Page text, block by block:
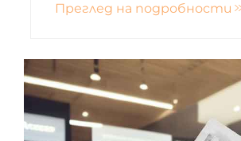
критични в области като
проследяване против
фалшифициране. FPC
печатни платки)
Преглед на подробности